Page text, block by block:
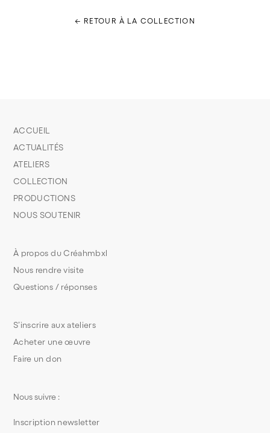
← RETOUR À LA COLLECTION
S’inscrire aux ateliers
Acheter une œuvre
Faire un don
À propos du Créahmbxl
Nous rendre visite
Questions / réponses
ACCUEIL
ACTUALITÉS
ATELIERS
COLLECTION
PRODUCTIONS
NOUS SOUTENIR
Nous suivre :
Inscription newsletter